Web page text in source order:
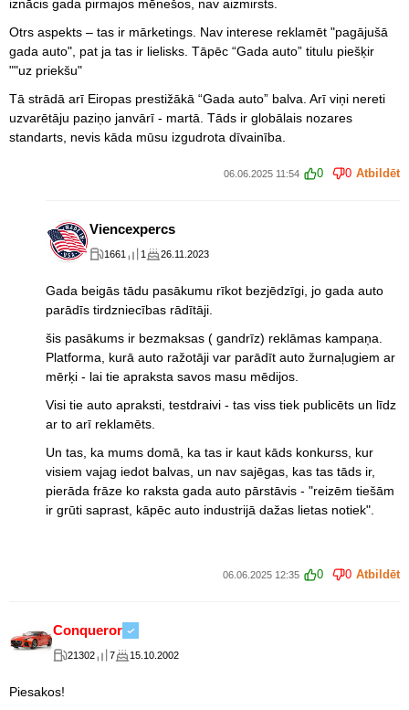
iznācis gada pirmajos mēnešos, nav aizmirsts.
Otrs aspekts – tas ir mārketings. Nav interese reklamēt "pagājušā
gada auto", pat ja tas ir lielisks. Tāpēc “Gada auto” titulu piešķir
""uz priekšu"
Tā strādā arī Eiropas prestižākā “Gada auto” balva. Arī viņi nereti
uzvarētāju paziņo janvārī - martā. Tāds ir globālais nozares
standarts, nevis kāda mūsu izgudrota dīvainība.
06.06.2025 11:54 0 0 Atbildēt
Viencexpercs
1661 1 26.11.2023
Gada beigās tādu pasākumu rīkot bezjēdzīgi, jo gada auto
parādīs tirdzniecības rādītāji.
šis pasākums ir bezmaksas ( gandrīz) reklāmas kampaņa.
Platforma, kurā auto ražotāji var parādīt auto žurnaļugiem ar
mērķi - lai tie apraksta savos masu mēdijos.
Visi tie auto apraksti, testdraivi - tas viss tiek publicēts un līdz
ar to arī reklamēts.
Un tas, ka mums domā, ka tas ir kaut kāds konkurss, kur
visiem vajag iedot balvas, un nav sajēgas, kas tas tāds ir,
pierāda frāze ko raksta gada auto pārstāvis - "reizēm tiešām
ir grūti saprast, kāpēc auto industrijā dažas lietas notiek".
06.06.2025 12:35 0 0 Atbildēt
Conqueror
21302 7 15.10.2002
Piesakos!